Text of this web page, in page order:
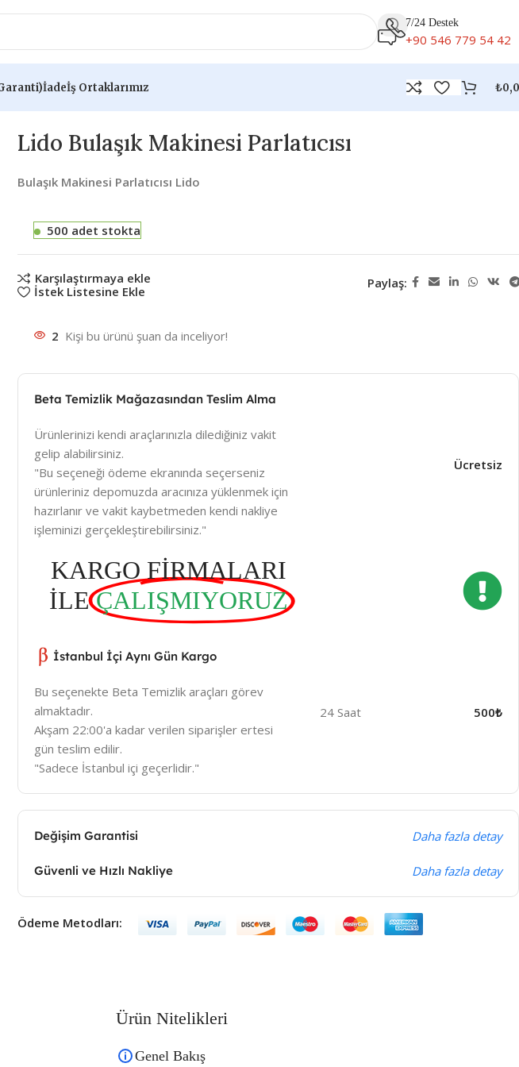
7/24 Destek
+90 546 779 54 42
İş Ortaklarımız ₺
Lido Bulaşık Makinesi Parlatıcısı
Bulaşık Makinesi Parlatıcısı Lido
500 adet stokta
Karşılaştırmaya ekle
İstek Listesine Ekle
Paylaş:
2 Kişi bu ürünü şuan da inceliyor!
Beta Temizlik Mağazasından Teslim Alma
Ürünlerinizi kendi araçlarınızla dilediğiniz vakit
gelip alabilirsiniz.
"Bu seçeneği ödeme ekranında seçerseniz
ürünleriniz depomuzda aracınıza yüklenmek için
hazırlanır ve vakit kaybetmeden kendi nakliye
işleminizi gerçekleştirebilirsiniz."
Ücretsiz
KARGO FİRMALARI
İLE ÇALIŞMIYORUZ
İstanbul İçi Aynı Gün Kargo
Bu seçenekte Beta Temizlik araçları görev
almaktadır.
Akşam 22:00'a kadar verilen siparişler ertesi
gün teslim edilir.
"Sadece İstanbul içi geçerlidir."
24 Saat 500₺
Değişim Garantisi Daha fazla detay
Güvenli ve Hızlı Nakliye Daha fazla detay
Ödeme Metodları:
Ürün Nitelikleri
Genel Bakış